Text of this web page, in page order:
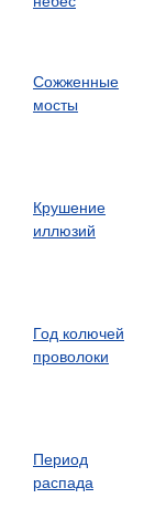
Сожженные
мосты
Крушение
иллюзий
Год колючей
проволоки
Период
распада